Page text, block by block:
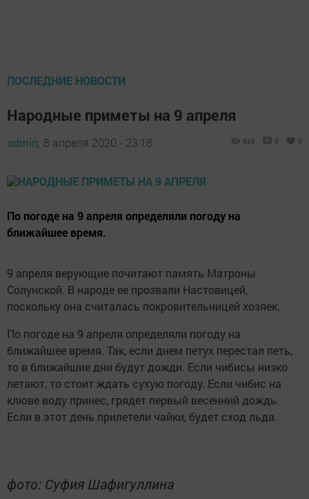
ПОСЛЕДНИЕ НОВОСТИ
Народные приметы на 9 апреля
admin, 8 апреля 2020 - 23:18 836 0 0
По погоде на 9 апреля определяли погоду на
ближайшее время.
9 апреля верующие почитают память Матроны
Солунской. В народе ее прозвали Настовицей,
поскольку она считалась покровительницей хозяек.
По погоде на 9 апреля определяли погоду на
ближайшее время. Так, если днем петух перестал петь,
то в ближайшие дни будут дожди. Если чибисы низко
летают, то стоит ждать сухую погоду. Если чибис на
клюве воду принес, грядет первый весенний дождь.
Если в этот день прилетели чайки, будет сход льда.
фото: Суфия Шафигуллина